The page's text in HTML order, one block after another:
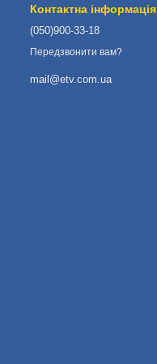
Контактна інформація
(050)900-33-18
Передзвонити вам?
mail@etv.com.ua